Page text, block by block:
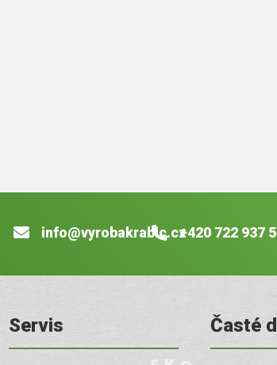
info@vyrobakrabic.cz+420 722 937
Servis Časté